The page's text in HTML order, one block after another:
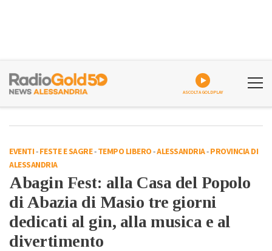
ASCOLTA GOLDPLAY
EVENTI-FESTE E SAGRE-TEMPO LIBERO-ALESSANDRIA-PROVINCIA DI
ALESSANDRIA
Abagin Fest: alla Casa del Popolo
di Abazia di Masio tre giorni
dedicati al gin, alla musica e al
divertimento